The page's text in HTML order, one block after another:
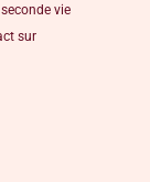
vie
sur